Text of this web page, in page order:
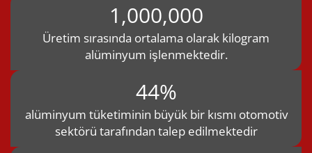
1,000,000
Üretim sırasında ortalama olarak kilogram
alüminyum işlenmektedir.
44%
alüminyum tüketiminin büyük bir kısmı otomotiv
sektörü tarafından talep edilmektedir